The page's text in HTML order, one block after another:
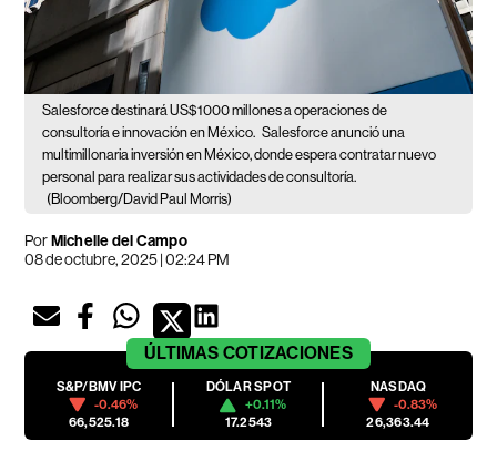
Salesforce destinará US$1000 millones a operaciones de
consultoría e innovación en México. Salesforce anunció una
multimillonaria inversión en México, donde espera contratar nuevo
personal para realizar sus actividades de consultoría.
(Bloomberg/David Paul Morris)
PorMichelle del Campo
08 de octubre, 2025 | 02:24 PM
ÚLTIMAS COTIZACIONES
S&P/BMV IPC
-0.46%
66,525.18
DÓLAR SPOT
+0.11%
17.2543
NASDAQ
-0.83%
26,363.44